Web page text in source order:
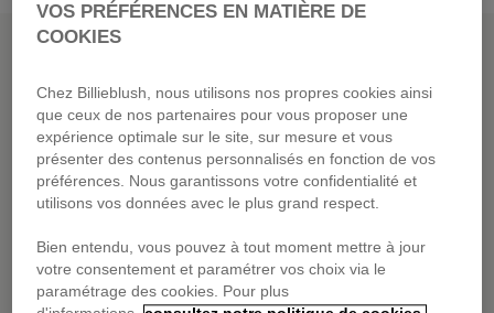
PRIX DOUX
VOS PRÉFÉRENCES EN MATIÈRE DE
COOKIES
Chez Billieblush, nous utilisons nos propres cookies ainsi
que ceux de nos partenaires pour vous proposer une
expérience optimale sur le site, sur mesure et vous
présenter des contenus personnalisés en fonction de vos
préférences. Nous garantissons votre confidentialité et
utilisons vos données avec le plus grand respect.
Bien entendu, vous pouvez à tout moment mettre à jour
votre consentement et paramétrer vos choix via le
paramétrage des cookies. Pour plus